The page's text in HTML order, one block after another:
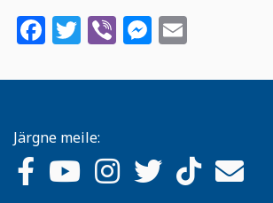
Facebook
Twitter
ViberMessenger
Järgne meile: